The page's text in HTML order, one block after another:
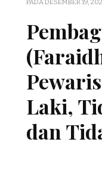
PADADESEMBER 19,
Laki,
dan